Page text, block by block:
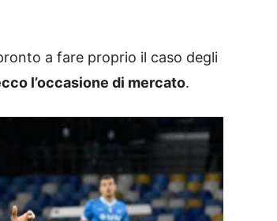
a fare proprio il caso degli
l’occasione di mercato.